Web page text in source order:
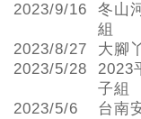
2023/9/16
冬山
組
2023/8/27 大腳
2023/5/28
2023
子組
2023/5/6
台南